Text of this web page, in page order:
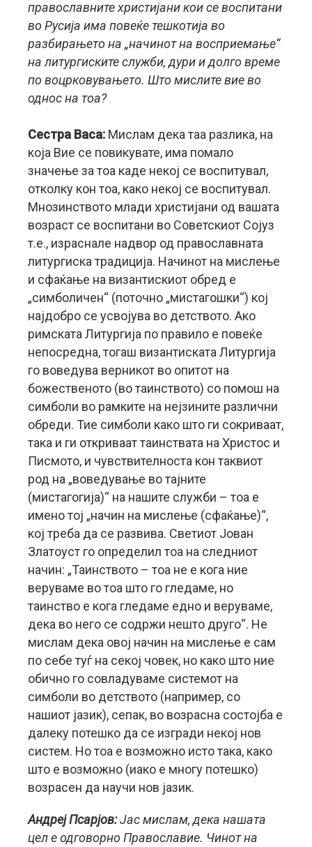
православните христијани кои се воспитани
во Русија има повеќе тешкотија во
разбирањето на „начинот на восприемање“
на литургиските служби, дури и долго време
по воцрковувањето. Што мислите вие во
однос на тоа?
Сестра Васа: Мислам дека таа разлика, на
која Вие се повикувате, има помало
значење за тоа каде некој се воспитувал,
отколку кон тоа, како некој се воспитувал.
Мнозинството млади христијани од вашата
возраст се воспитани во Советскиот Сојуз
т.е., израснале надвор од православната
литургиска традиција. Начинот на мислење
и сфаќање на византискиот обред е
„симболичен“ (поточно „мистагошки“) кој
најдобро се усвојува во детството. Ако
римската Литургија по правило е повеќе
непосредна, тогаш византиската Литургија
го воведува верникот во опитот на
божественото (во таинството) со помош на
симболи во рамките на нејзините различни
обреди. Тие симболи како што ги сокриваат,
така и ги откриваат таинствата на Христос и
Писмото, и чувствителноста кон таквиот
род на „воведување во тајните
(мистагогија)“ на нашите служби – тоа е
имено тој „начин на мислење (сфаќање)“,
кој треба да се развива. Светиот Јован
Златоуст го определил тоа на следниот
начин: „Таинството – тоа не е кога ние
веруваме во тоа што го гледаме, но
таинство е кога гледаме едно и веруваме,
дека во него се содржи нешто друго“. Не
мислам дека овој начин на мислење е сам
по себе туѓ на секој човек, но како што ние
обично го совладуваме системот на
симболи во детството (например, со
нашиот јазик), сепак, во возрасна состојба е
далеку потешко да се изгради некој нов
систем. Но тоа е возможно исто така, како
што е возможно (иако е многу потешко)
возрасен да научи нов јазик.
Андреј Псарјов:Јас мислам, дека нашата
цел е одговорно Православие. Чинот на